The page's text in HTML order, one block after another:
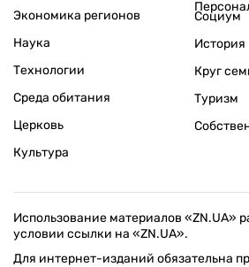
Экономика регионов
Наука
Технологии
Среда обитания
Церковь
Культура
Социум
История
Круг
Туризм
Использование материалов «ZN.UA»
условии ссылки на «ZN.UA».
Для интернет-изданий обязательна